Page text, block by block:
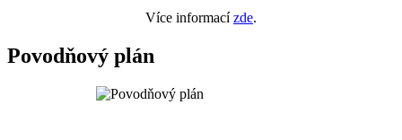
Více informacízde.
Povodňový plán